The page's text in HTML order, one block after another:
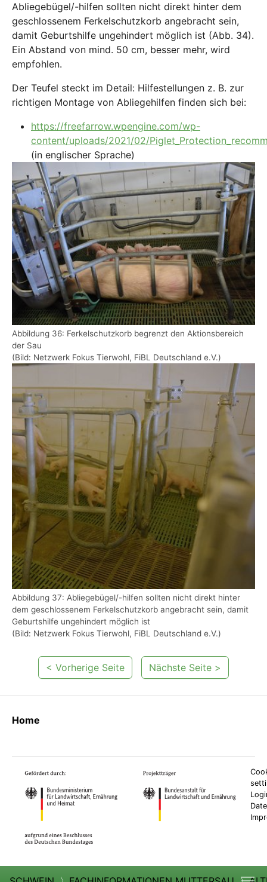
Show larger version
Abbildung 36: Ferkelschutzkorb begrenzt den Aktionsbereich
der Sau
(Bild: Netzwerk Fokus Tierwohl, FiBL Deutschland e.V.)
Show larger version
Abbildung 37: Abliegebügel/-hilfen sollten nicht direkt hinter
dem geschlossenem Ferkelschutzkorb angebracht sein, damit
Geburtshilfe ungehindert möglich ist
(Bild: Netzwerk Fokus Tierwohl, FiBL Deutschland e.V.)
Abliegebügel/-hilfen sollten nicht direkt hinter dem
geschlossenem Ferkelschutzkorb angebracht sein,
damit Geburtshilfe ungehindert möglich ist (Abb. 34).
Ein Abstand von mind. 50 cm, besser mehr, wird
empfohlen.
Der Teufel steckt im Detail: Hilfestellungen z. B. zur
richtigen Montage von Abliegehilfen finden sich bei:
https://freefarrow.wpengine.com/wp-
content/uploads/2021/02/
(in englischer Sprache)
< Vorherige Seite Nächste Seite >
Home